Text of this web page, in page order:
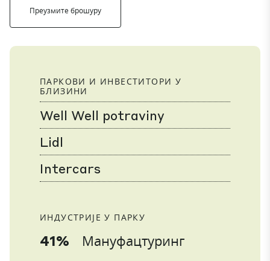
Преузмите брошуру
ПАРКОВИ И ИНВЕСТИТОРИ У
БЛИЗИНИ
Well Well potraviny
Lidl
Intercars
ИНДУСТРИЈЕ У ПАРКУ
41%
Мануфацтуринг